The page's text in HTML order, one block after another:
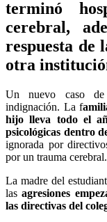
terminó
cerebral,
respuesta de
otra
Un nuevo caso de
indignación. La f
hijo lleva todo el
psicológicas dentro
ignorada por
por un trauma cerebral.
La madre del
lasagresiones
las directivas del